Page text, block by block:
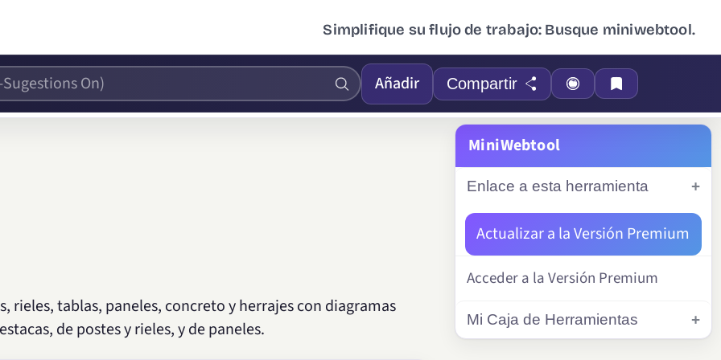
Simplifique su flujo de trabajo: Busque miniwebtool.
Añadir Compartir
rieles, tablas, paneles, concreto y herrajes con diagramas
de postes y rieles, y de paneles.
MiniWebtool
Enlace a esta herramienta
Actualizar a la Versión Premium
Acceder a la Versión Premium
Mi Caja de Herramientas